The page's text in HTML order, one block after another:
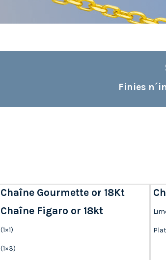
Finies
Chaîne Gourmette or 18Kt
Chaîne Figaro or 18kt
(1×1)
(1×3)